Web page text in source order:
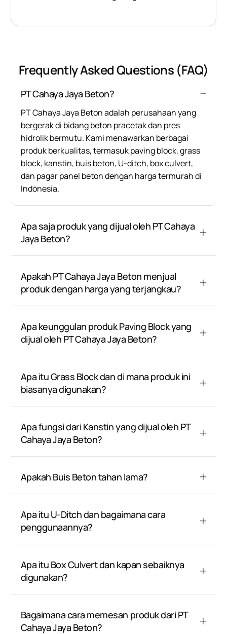
Frequently Asked Questions (FAQ)
PT Cahaya Jaya Beton?
PT Cahaya Jaya Beton adalah perusahaan yang
bergerak di bidang beton pracetak dan pres
hidrolik bermutu. Kami menawarkan berbagai
produk berkualitas, termasuk paving block, grass
block, kanstin, buis beton, U-ditch, box culvert,
dan pagar panel beton dengan harga termurah di
Indonesia.
Apa saja produk yang dijual oleh PT Cahaya
Jaya Beton?
Apakah PT Cahaya Jaya Beton menjual
produk dengan harga yang terjangkau?
Apa keunggulan produk Paving Block yang
dijual oleh PT Cahaya Jaya Beton?
Apa itu Grass Block dan di mana produk ini
biasanya digunakan?
Apa fungsi dari Kanstin yang dijual oleh PT
Cahaya Jaya Beton?
Apakah Buis Beton tahan lama?
Apa itu U-Ditch dan bagaimana cara
penggunaannya?
Apa itu Box Culvert dan kapan sebaiknya
digunakan?
Bagaimana cara memesan produk dari PT
Cahaya Jaya Beton?